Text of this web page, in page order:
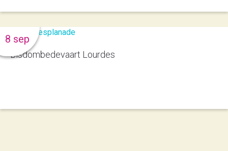
Bisdombedevaart Lourdes
8 sep